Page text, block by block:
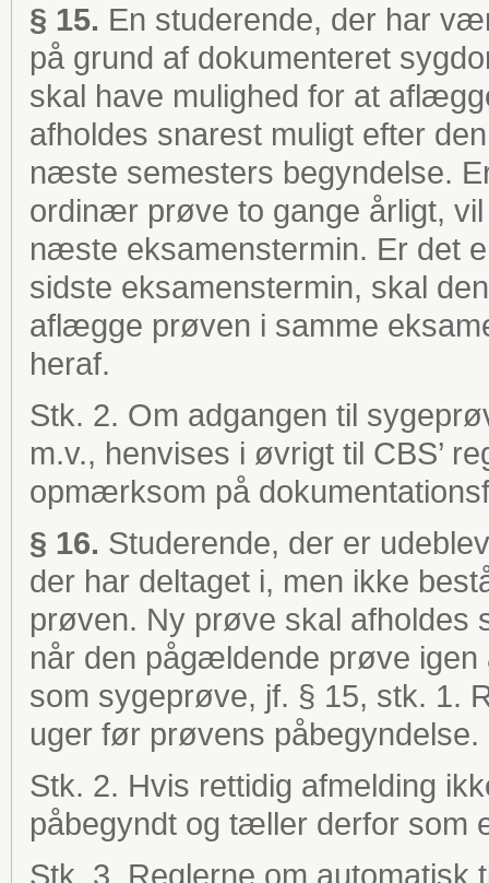
§ 15. En studerende, der har
på grund af dokumenteret
skal have mulighed for at
afholdes snarest muligt efter
næste semesters begyndelse.
ordinær prøve to gange årligt,
næste eksamenstermin. Er det
sidste eksamenstermin, skal
aflægge prøven i samme
heraf.
Stk. 2. Om adgangen til
m.v., henvises i øvrigt til CBS’
opmærksom på
§ 16. Studerende, der er
der har deltaget i, men ikke
prøven. Ny prøve skal afholdes
når den pågældende prøve
som sygeprøve, jf. § 15, stk. 1.
uger før prøvens påbegyndelse.
Stk. 2. Hvis rettidig afmelding
påbegyndt og tæller derfor som
Stk. 3. Reglerne om